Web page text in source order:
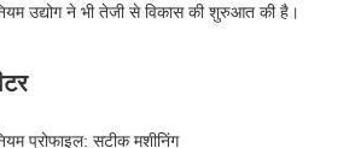
उद्योग ने भी तेजी से विकास की शुरुआत की है।
प्रोफाइल: सटीक मशीनिंग